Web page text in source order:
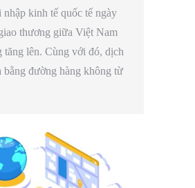
kinh tế quốc tế ngày
thương giữa Việt Nam
tăng lên. Cùng với đó, dịch
bằng đường hàng không từ